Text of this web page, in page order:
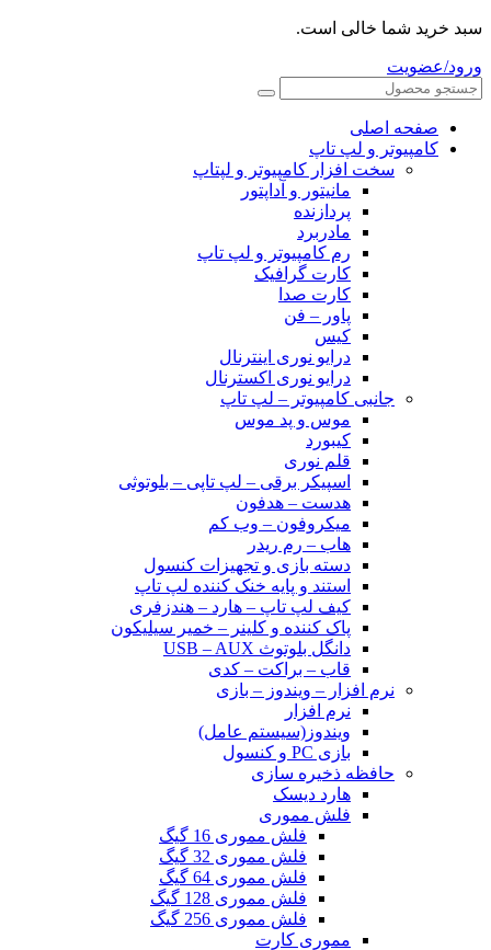
سبد خرید شما خالی است.
ورود/عضویت
صفحه اصلی
کامپیوتر و‌‌‌‌‌ لپ تاپ
سخت افزار کامپیوتر و لپتاپ
مانیتور و آداپتور
پردازنده
مادربرد
رم کامپیوتر و لپ تاپ
کارت گرافیک
کارت صدا
پاور – فن
کیس
درایو نوری اینترنال
درایو نوری اکسترنال
جانبی کامپیوتر – لپ تاپ
موس و پد موس
کیبورد
قلم نوری
اسپیکر برقی – لپ تاپی – بلوتوثی
هدست – هدفون
میکروفون – وب کم
هاب – رم ریدر
دسته بازی و تجهیزات کنسول
استند و پایه خنک کننده لپ تاپ
کیف لپ تاپ – هارد – هندزفری
پاک کننده و کلینر – خمیر سیلیکون
دانگل بلوتوث USB – AUX
قاب – براکت – کدی
نرم افزار – ویندوز – بازی
نرم افزار
ویندوز(سیستم عامل)
بازی PC و کنسول
حافظه ذخیره سازی
هارد دیسک
فلش مموری
فلش مموری 16 گیگ
فلش مموری 32 گیگ
فلش مموری 64 گیگ
فلش مموری 128 گیگ
فلش مموری 256 گیگ
مموری کارت